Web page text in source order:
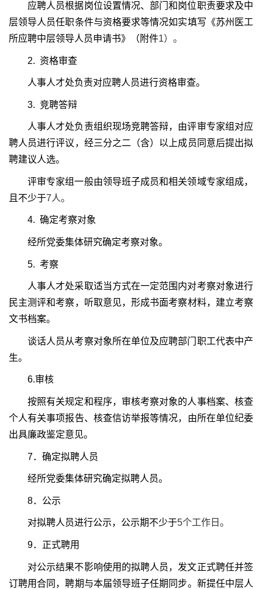
应聘人员根据岗位设置情况、部门和岗位职责要求及中
层领导人员任职条件与资格要求等情况如实填写《苏州医工
所应聘中层领导人员申请书》（附件1）。
2. 资格审查
人事人才处负责对应聘人员进行资格审查。
3. 竞聘答辩
人事人才处负责组织现场竞聘答辩，由评审专家组对应
聘人员进行评议，经三分之二（含）以上成员同意后提出拟
聘建议人选。
评审专家组一般由领导班子成员和相关领域专家组成，
且不少于7人。
4. 确定考察对象
经所党委集体研究确定考察对象。
5. 考察
人事人才处采取适当方式在一定范围内对考察对象进行
民主测评和考察，听取意见，形成书面考察材料，建立考察
文书档案。
谈话人员从考察对象所在单位及应聘部门职工代表中产
生。
6.审核
按照有关规定和程序，审核考察对象的人事档案、核查
个人有关事项报告、核查信访举报等情况，由所在单位纪委
出具廉政鉴定意见。
7．确定拟聘人员
经所党委集体研究确定拟聘人员。
8．公示
对拟聘人员进行公示，公示期不少于5个工作日。
9．正式聘用
对公示结果不影响使用的拟聘人员，发文正式聘任并签
订聘用合同，聘期与本届领导班子任期同步。新提任中层人